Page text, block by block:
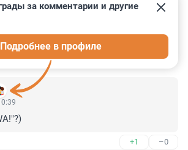
7
за комментарии и другие
Подробнее в профиле
+1 –0